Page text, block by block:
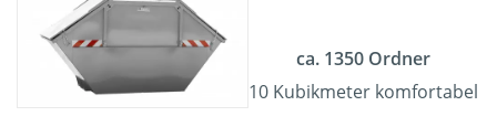
ca. 1350 Ordner
10 Kubikmeter komfortabel